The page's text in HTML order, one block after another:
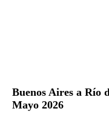
Buenos Aires a Río
Mayo 2026